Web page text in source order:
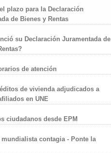
plazo para la Declaración
de Bienes y Rentas
su Declaración Juramentada de
de atención
de vivienda adjudicados a
en UNE
ciudadanos desde EPM
mundialista contagia - Ponte la